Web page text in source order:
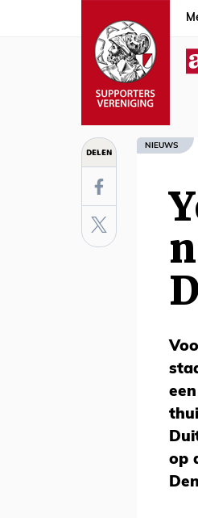
DELEN NIEUWS
op